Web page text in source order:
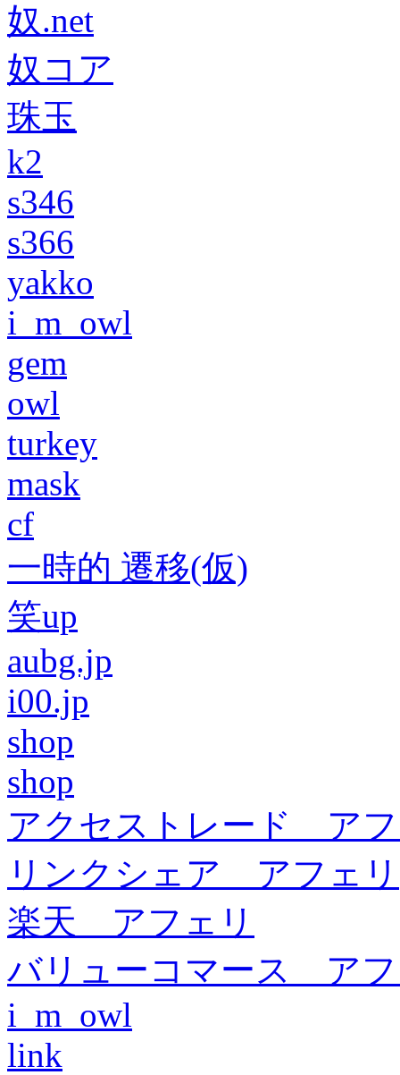
奴.net
奴コア
珠玉
k2
s346
s366
yakko
i_m_owl
gem
owl
turkey
mask
cf
一時的 遷移(仮)
笑up
aubg.jp
i00.jp
shop
shop
アクセストレード ア
リンクシェア アフェリ
楽天 アフェリ
バリューコマース ア
i_m_owl
link